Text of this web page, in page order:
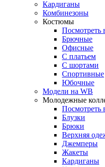
Кардиганы
Комбинезоны
Костюмы
Посмотреть
Брючные
Офисные
С платьем
С шортами
Спортивные
Юбочные
Модели на WB
Молодежные
Посмотреть
Блузки
Брюки
Верхняя
Джемперы
Жакеты
Кардиганы